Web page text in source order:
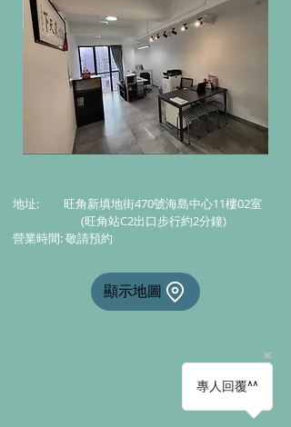
地址: 旺角新填地街470號海島中心11樓02室
(旺角站C2出口步行約2分鐘)
營業時間: 敬請預約
顯示地圖
專人回覆^^